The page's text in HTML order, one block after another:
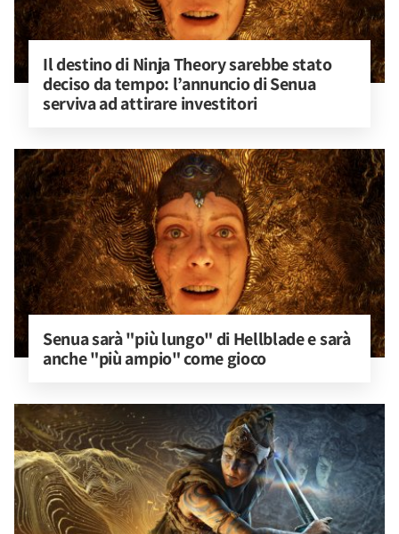
Il destino di Ninja Theory sarebbe stato
deciso da tempo: l’annuncio di Senua
serviva ad attirare investitori
Senua sarà "più lungo" di Hellblade e sarà
anche "più ampio" come gioco